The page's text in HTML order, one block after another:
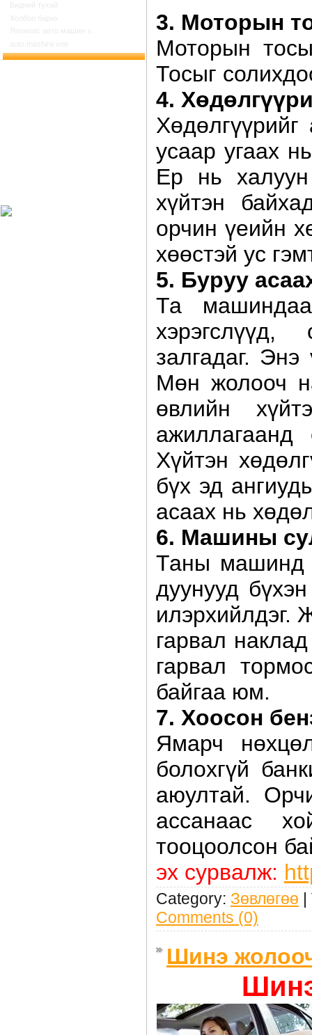
Бидний тухай
Холбоо барих
Японоос авто машин з...
auto mashinii vne
3. Моторын
Моторын
Тосыг
4.
усаар угаах
Ер нь халуун
хүйтэн
орчин үеийн
хөөстэй ус
5. Буруу
Та машиндаа
залгадаг.
Мөн жолооч
өвлийн
Хүйтэн
бүх эд
асаах нь
6. Машины
Таны машинд
дуунууд
илэрхийлдэг.
гарвал
гарвал
байгаа юм.
7. Хоосон
Ямарч
болохгүй
аюултай.
ассанаас
тооцоолсон
эх сурвалж:
Category: Зөвлөгөө |
Comments (0)
Шинэ